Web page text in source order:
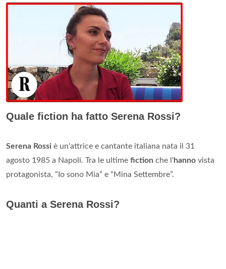
Quale fiction ha fatto Serena Rossi?
Serena Rossi è un'attrice e cantante italiana nata il 31
agosto 1985 a Napoli. Tra le ultime fiction che l'hanno vista
protagonista, “Io sono Mia” e “Mina Settembre”.
Quanti a Serena Rossi?